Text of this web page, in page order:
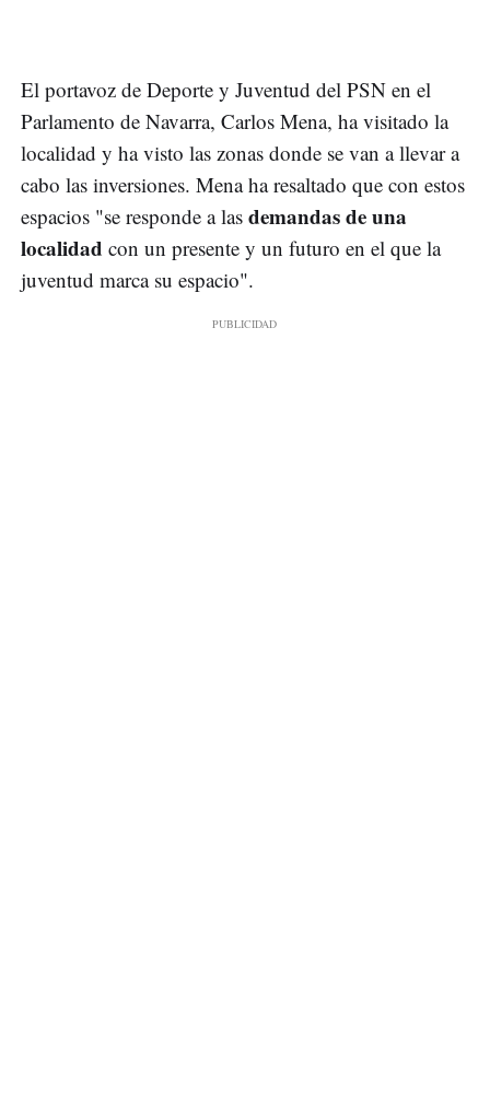
El portavoz de Deporte y Juventud del PSN en el
Parlamento de Navarra, Carlos Mena, ha visitado la
localidad y ha visto las zonas donde se van a llevar a
cabo las inversiones. Mena ha resaltado que con estos
espacios "se responde a las demandas de una
localidad con un presente y un futuro en el que la
juventud marca su espacio".